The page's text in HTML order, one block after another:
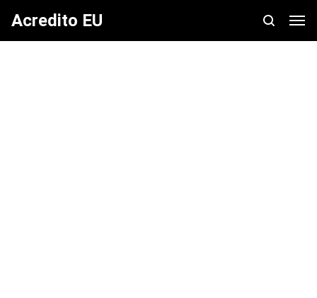
Acredito EU